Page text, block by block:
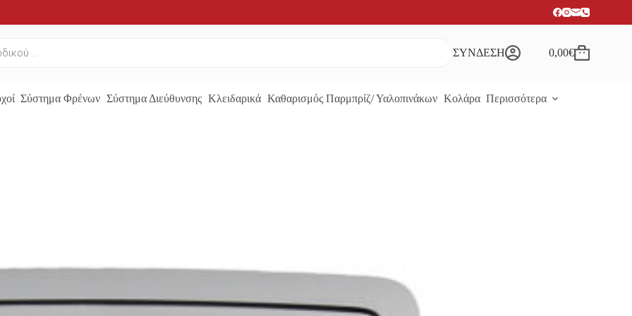
ΣΥΝΔΕΣΗ
Καλάθι
0,00€
Σύστημα Φρένων Σύστημα Διεύθυνσης Κλειδαρικά Καθαρισμός Παρμπρίζ/ Υαλοπινάκων Κολάρα Περισσότερα